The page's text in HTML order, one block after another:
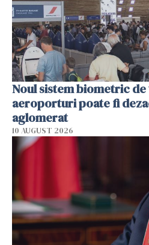
Noul sistem biometric
aeroporturi poate fi
aglomerat
10 AUGUST 2026